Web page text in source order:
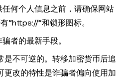
何个人信息之前，请确保网站
“https://”和锁形图标。
者的最新手段。
是不可逆的。转移加密货币后追
更改的特性是诈骗者偏向使用加